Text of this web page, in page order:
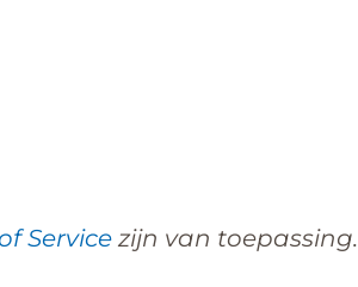
Service zijn van toepassing.